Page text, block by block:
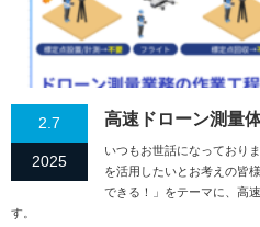
2.7
2025
高速ドローン測量
いつもお世話になっており
を活用したいとお考えの皆
できる！」をテーマに、高
す。